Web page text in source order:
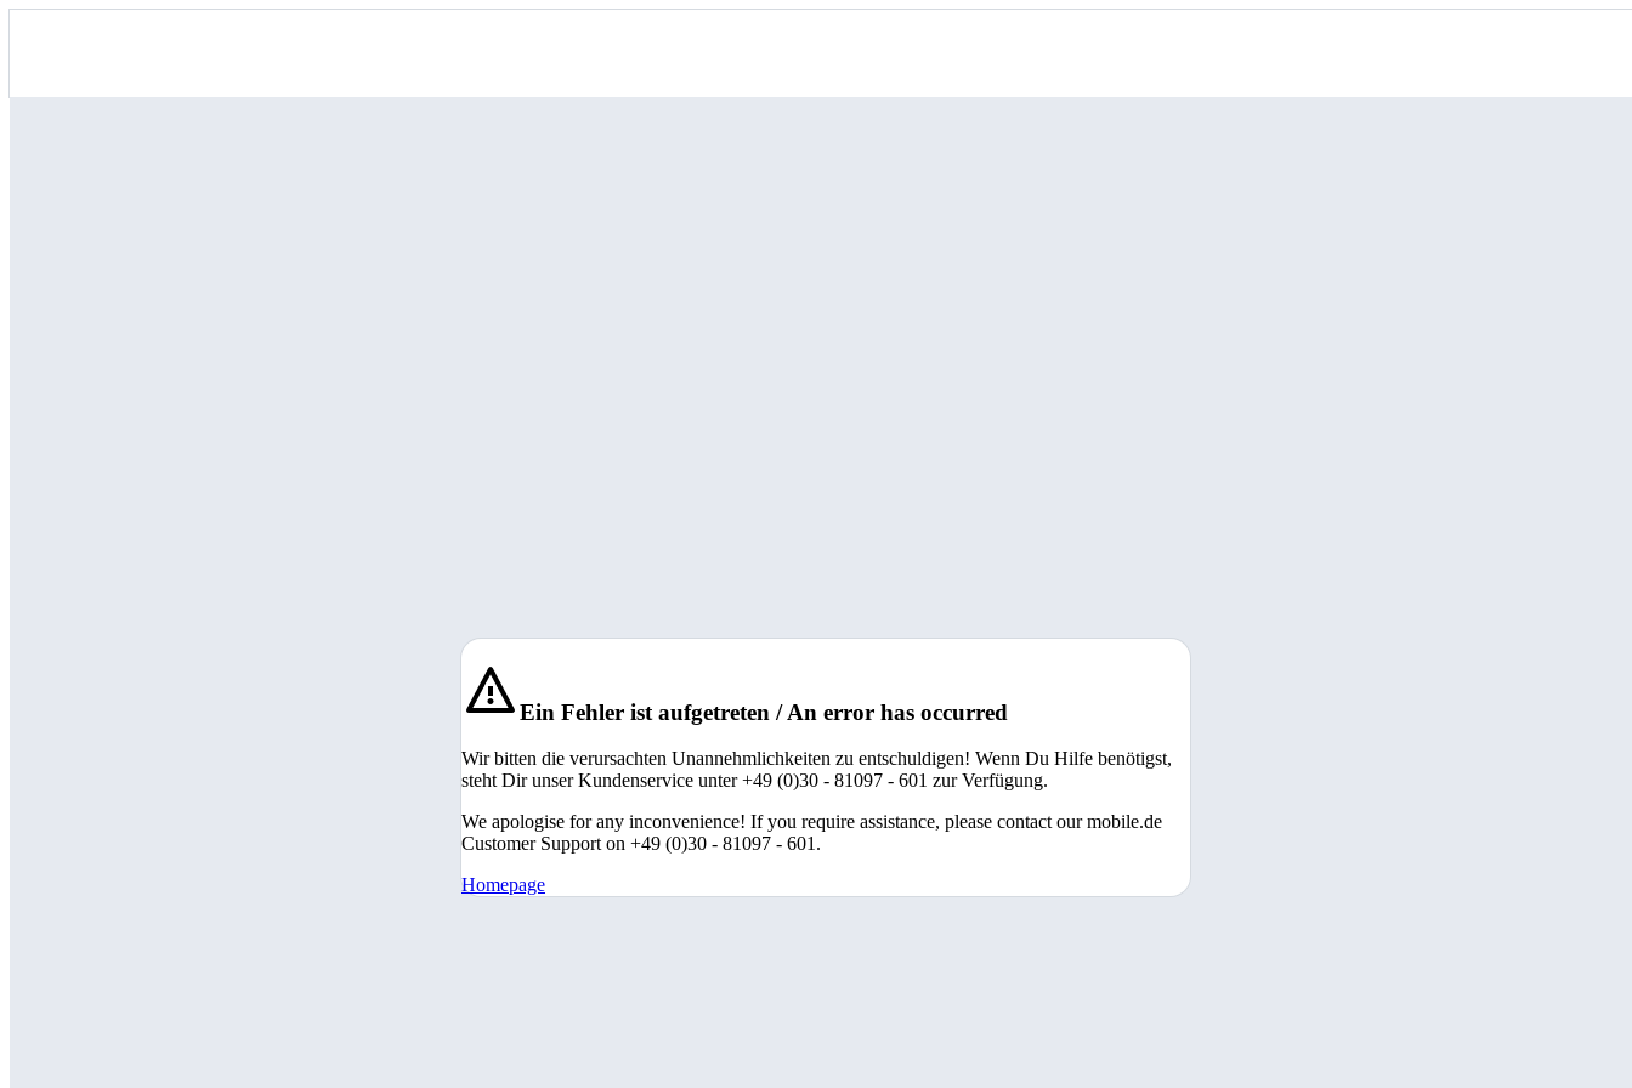
Ein Fehler ist aufgetreten / An error has occurred
Wir bitten die verursachten Unannehmlichkeiten zu entschuldigen! Wenn Du Hilfe benötigst,
steht Dir unser Kundenservice unter +49 (0)30 - 81097 - 601 zur Verfügung.
We apologise for any inconvenience! If you require assistance, please contact our mobile.de
Customer Support on +49 (0)30 - 81097 - 601.
Homepage